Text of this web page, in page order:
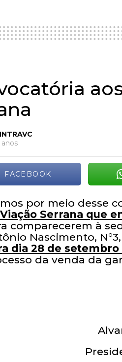
FACEBOOK
por meio desse
Serrana que
comparecerem à
Nascimento,
dia 28 de setembro
da venda da